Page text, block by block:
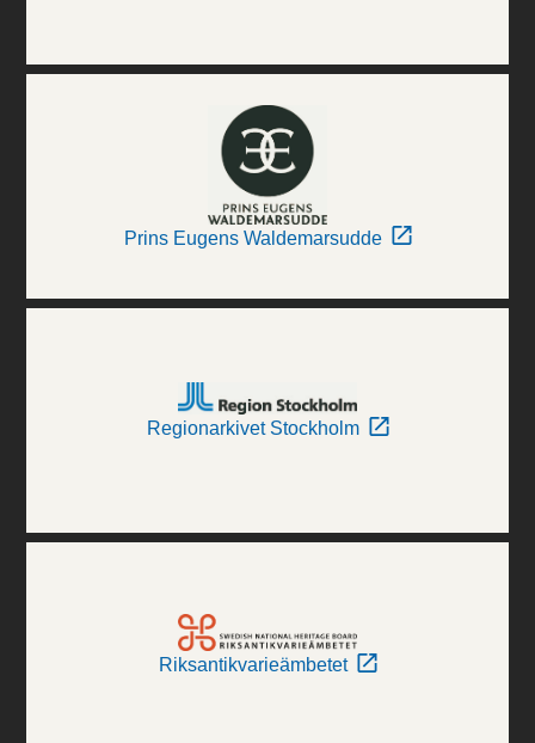
Prins Eugens Waldemarsudde
Regionarkivet Stockholm
Riksantikvarieämbetet